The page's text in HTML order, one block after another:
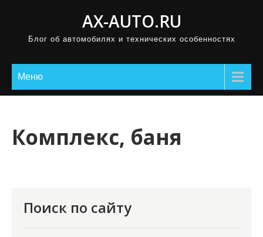
AX-AUTO.RU
Блог об автомобилях и технических особенностях
Меню
Комплекс, баня
Поиск по сайту